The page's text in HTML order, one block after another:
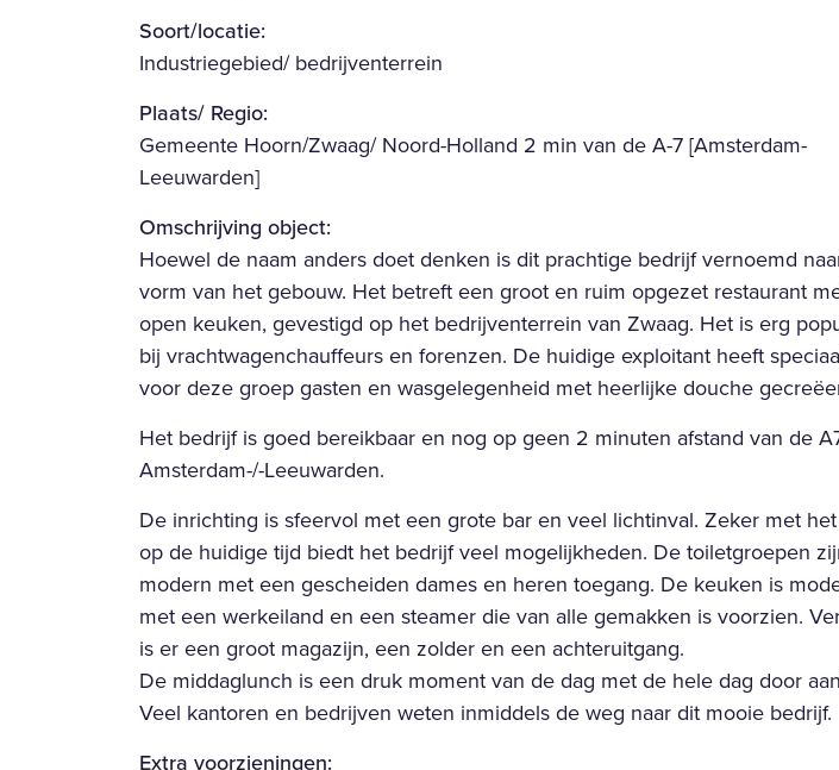
Soort/locatie:
Industriegebied/ bedrijventerrein
Plaats/ Regio:
Gemeente Hoorn/Zwaag/ Noord-Holland 2 min van de A-7 [Amsterdam-
Leeuwarden]
Omschrijving object:
Hoewel de naam anders doet denken is dit prachtige bedrijf vernoemd
vorm van het gebouw. Het betreft een groot en ruim opgezet restaurant
open keuken, gevestigd op het bedrijventerrein van Zwaag. Het is erg
bij vrachtwagenchauffeurs en forenzen. De huidige exploitant heeft
voor deze groep gasten en wasgelegenheid met heerlijke douche
Het bedrijf is goed bereikbaar en nog op geen 2 minuten afstand van de
Amsterdam-/-Leeuwarden.
De inrichting is sfeervol met een grote bar en veel lichtinval. Zeker met
op de huidige tijd biedt het bedrijf veel mogelijkheden. De toiletgroepen
modern met een gescheiden dames en heren toegang. De keuken is
met een werkeiland en een steamer die van alle gemakken is voorzien.
is er een groot magazijn, een zolder en een achteruitgang.
De middaglunch is een druk moment van de dag met de hele dag door
Veel kantoren en bedrijven weten inmiddels de weg naar dit mooie bedrijf.
Extra voorzieningen: